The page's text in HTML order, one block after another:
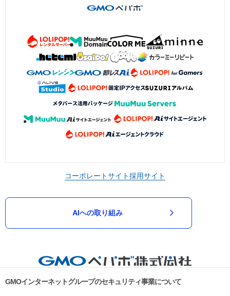
コーポレートサイト採用サイト
AIへの取り組み
GMOインターネットグループのセキュリティ事業について